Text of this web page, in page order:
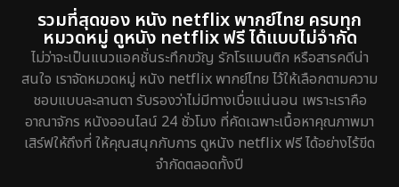
รวมที่สุดของ หนัง netflix พากย์ไทย ครบทุก
หมวดหมู่ ดูหนัง netflix ฟรี ได้แบบไม่จำกัด
ไม่ว่าจะเป็นแนวแอคชั่นระทึกขวัญ รักโรแมนติก หรือสารคดีน่า
สนใจ เราจัดหมวดหมู่ หนัง netflix พากย์ไทย ไว้ให้เลือกตามความ
ชอบแบบละลานตา รับรองว่าไม่มีทางเบื่อแน่นอน เพราะเราคือ
อาณาจักร หนังออนไลน์ 24 ชั่วโมง ที่คัดเฉพาะเนื้อหาคุณภาพมา
เสิร์ฟให้ถึงที่ ให้คุณสนุกกับการ ดูหนัง netflix ฟรี ได้อย่างไร้ขีด
จำกัดตลอดทั้งปี